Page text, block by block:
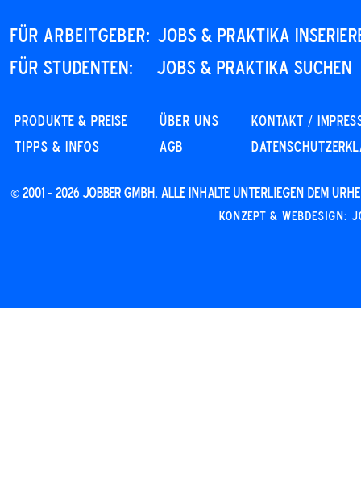
Für Arbeitgeber: JOBS & PRAKTIKA
Für STUDENTEN:
JOBS & PRAKTIKA SUCHEN
PRODUKTE & PREISE
Tipps & Infos
Über uns
AGB
KONTAKT /
© 2001 - 2026 JOBBER GmbH. Alle Inhalte unterliegen dem
Konzept &